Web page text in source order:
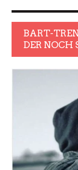
BART-
DER NOCH